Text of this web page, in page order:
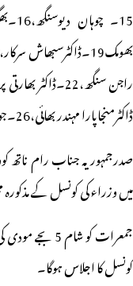
ڈاکٹرمنجاپارا مہندر بھائی،26۔جوہر برلا،27۔ڈاکٹرایل-موروگن،28۔نیرش پرمانک
صدرجمہوریہ جناب رام ناتھ
میں وزراء کی کونسل کے
کونسل کا اجلاس ہوگا۔